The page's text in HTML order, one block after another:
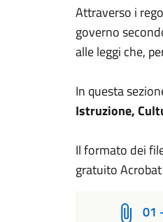
Attraverso i
governo
alle leggi che,
In questa
Istruzione,
Il formato dei
gratuito
01